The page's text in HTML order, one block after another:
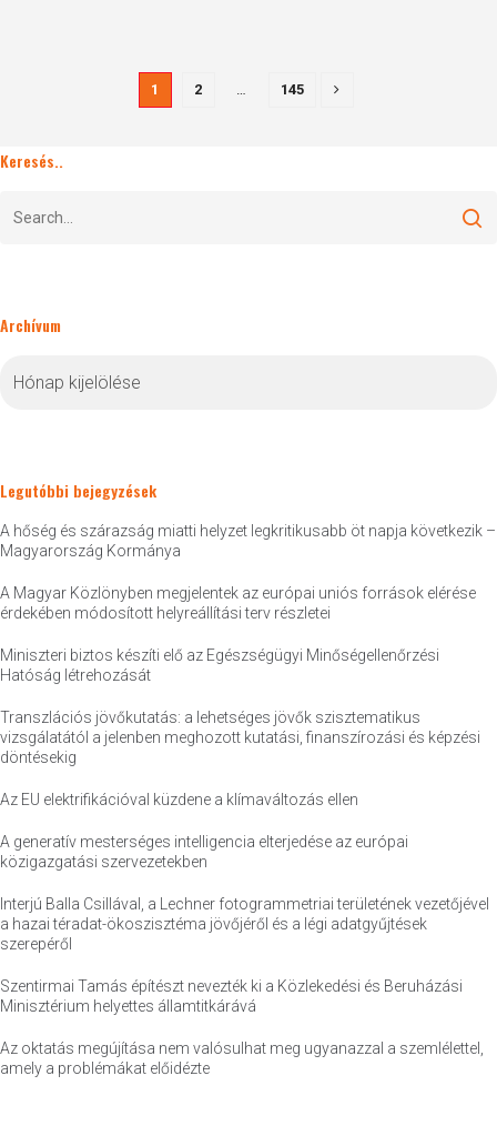
1 2 … 145
Keresés..
Archívum
Legutóbbi bejegyzések
A hőség és szárazság miatti helyzet legkritikusabb öt napja következik –
Magyarország Kormánya
A Magyar Közlönyben megjelentek az európai uniós források elérése
érdekében módosított helyreállítási terv részletei
Miniszteri biztos készíti elő az Egészségügyi Minőségellenőrzési
Hatóság létrehozását
Transzlációs jövőkutatás: a lehetséges jövők szisztematikus
vizsgálatától a jelenben meghozott kutatási, finanszírozási és képzési
döntésekig
Az EU elektrifikációval küzdene a klímaváltozás ellen
A generatív mesterséges intelligencia elterjedése az európai
közigazgatási szervezetekben
Interjú Balla Csillával, a Lechner fotogrammetriai területének vezetőjével
a hazai téradat-ökoszisztéma jövőjéről és a légi adatgyűjtések
szerepéről
Szentirmai Tamás építészt nevezték ki a Közlekedési és Beruházási
Minisztérium helyettes államtitkárává
Az oktatás megújítása nem valósulhat meg ugyanazzal a szemlélettel,
amely a problémákat előidézte